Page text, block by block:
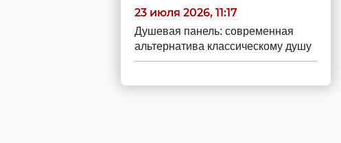
23 июля 2026, 11:17
Душевая панель: современная
альтернатива классическому душу